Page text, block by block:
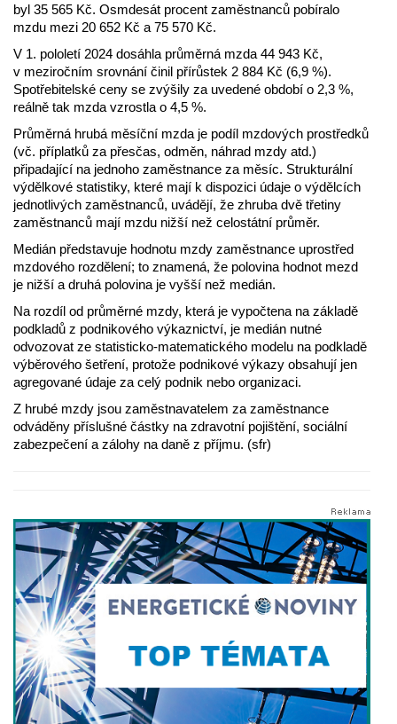
byl 35 565 Kč. Osmdesát procent zaměstnanců pobíralo
mzdu mezi 20 652 Kč a 75 570 Kč.
V 1. pololetí 2024 dosáhla průměrná mzda 44 943 Kč,
v meziročním srovnání činil přírůstek 2 884 Kč (6,9 %).
Spotřebitelské ceny se zvýšily za uvedené období o 2,3 %,
reálně tak mzda vzrostla o 4,5 %.
Průměrná hrubá měsíční mzda je podíl mzdových prostředků
(vč. příplatků za přesčas, odměn, náhrad mzdy atd.)
připadající na jednoho zaměstnance za měsíc. Strukturální
výdělkové statistiky, které mají k dispozici údaje o výdělcích
jednotlivých zaměstnanců, uvádějí, že zhruba dvě třetiny
zaměstnanců mají mzdu nižší než celostátní průměr.
Medián představuje hodnotu mzdy zaměstnance uprostřed
mzdového rozdělení; to znamená, že polovina hodnot mezd
je nižší a druhá polovina je vyšší než medián.
Na rozdíl od průměrné mzdy, která je vypočtena na základě
podkladů z podnikového výkaznictví, je medián nutné
odvozovat ze statisticko-matematického modelu na podkladě
výběrového šetření, protože podnikové výkazy obsahují jen
agregované údaje za celý podnik nebo organizaci.
Z hrubé mzdy jsou zaměstnavatelem za zaměstnance
odváděny příslušné částky na zdravotní pojištění, sociální
zabezpečení a zálohy na daně z příjmu. (sfr)